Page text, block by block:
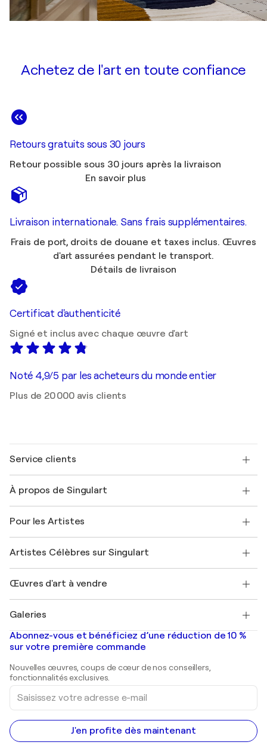
Achetez de l'art en toute confiance
Retours gratuits sous 30 jours
Retour possible sous 30 jours après la livraison
En savoir plus
Livraison internationale. Sans frais supplémentaires.
Frais de port, droits de douane et taxes inclus. Œuvres
d'art assurées pendant le transport.
Détails de livraison
Certificat d'authenticité
Signé et inclus avec chaque œuvre d'art
Noté 4,9/5 par les acheteurs du monde entier
Plus de 20 000 avis clients
Service clients
Expédition
Offrir une carte cadeau
Rejoignez notre programme commercial
Mon compte
+33 1 76 44 06 42
À propos de Singulart
FAQ
Magazine Singulart
Emplois
Découvrez une sélection d'art original
Pour les Artistes
Se connecter en tant qu'Artiste
Artistes Célèbres sur Singulart
Marc Chagall
Banksy
Mr. Brainwash
Shepard Fairey
Œuvres d'art à vendre
Tableaux abstraits à vendre
Peintures de paysage
Estampes
Peintures acryliques
Galeries
Galeries d'art en France
Galeries d'art en Belgique
Abonnez-vous et bénéficiez d’une réduction de 10 %
sur votre première commande
Nouvelles œuvres, coups de cœur de nos conseillers,
fonctionnalités exclusives.
Saisissez
votre
adresse
e-
mail
J'en profite dès maintenant